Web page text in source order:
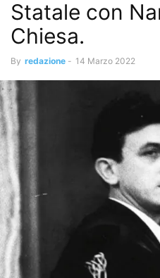
Statale con
Chiesa.
By redazione - 14 Marzo 2022